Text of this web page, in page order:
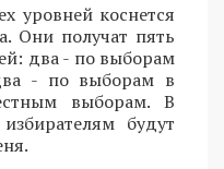
уровней коснется
Они получат пять
два - по выборам
- по выборам в
выборам. В
будут